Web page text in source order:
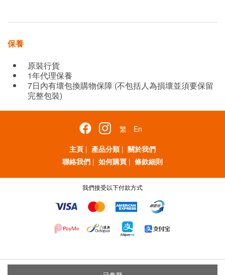
保養
原裝行貨
1年代理保養
7日內有壞包換購物保障 (不包括人為損壞並須要保留
完整包裝)
繁
En
主頁 | 產品分類 | 關於我們
聯絡我們 | 如何購買 | 條款細則
我們接受以下付款方式